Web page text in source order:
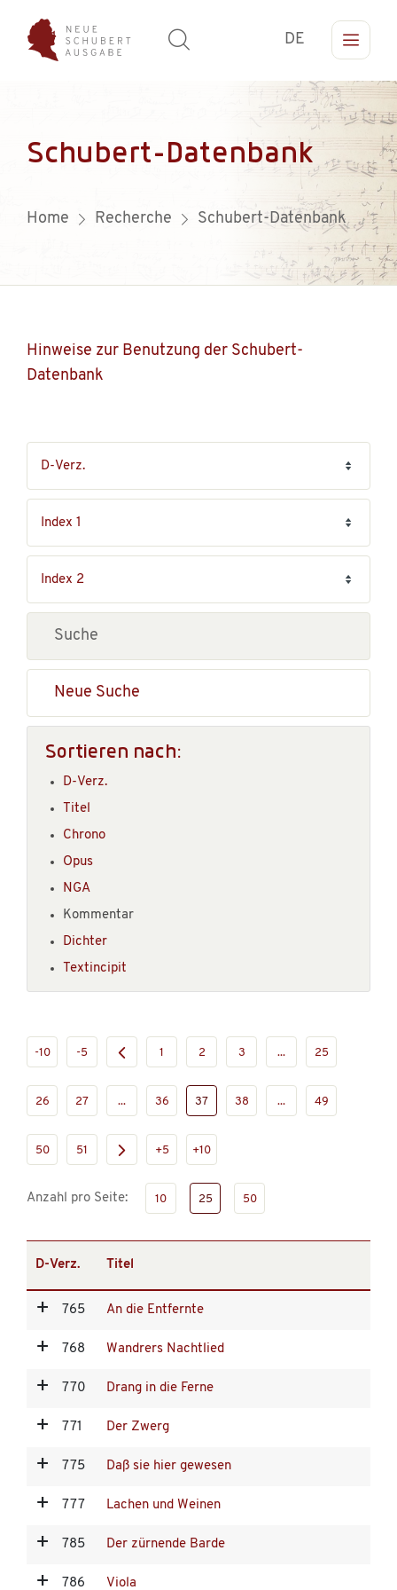
DE
Schubert-Datenbank
Home Recherche Schubert-Datenbank
Hinweise zur Benutzung der Schubert-
Datenbank
Neue Suche
Sortieren nach:
D-Verz.
Titel
Chrono
Opus
NGA
Kommentar
Dichter
Textincipit
-10 -5 1 2 3 ... 25
26 27 ... 36 37 38 ... 49
50 51 +5 +10
Anzahl pro Seite: 10 25 50
D-Verz. Titel
765 An die Entfernte
768 Wandrers Nachtlied
770 Drang in die Ferne
771 Der Zwerg
775 Daß sie hier gewesen
777 Lachen und Weinen
785 Der zürnende Barde
786 Viola